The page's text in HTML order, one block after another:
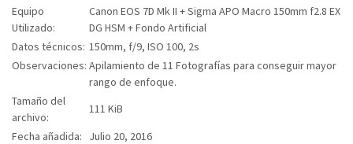
Equipo
Utilizado:
Canon EOS 7D Mk II + Sigma APO Macro 150mm f2.8 EX
DG HSM + Fondo Artificial
Datos técnicos: 150mm, f/9, ISO 100, 2s
Observaciones: Apilamiento de 11 Fotografías para conseguir mayor
rango de enfoque.
Tamaño del
archivo:
111 KiB
Fecha añadida:
Julio 20, 2016